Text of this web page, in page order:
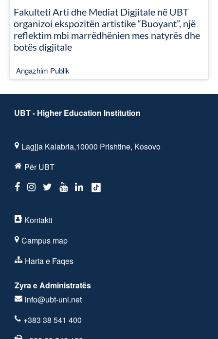
Fakulteti Arti dhe Mediat Digjitale në UBT
organizoi ekspozitën artistike “Buoyant”, një
reflektim mbi marrëdhënien mes natyrës dhe
botës digjitale
Angazhim Publik
UBT - Higher Education Institution
Lagjja Kalabria,10000 Prishtine, Kosovo
Për UBT
Kontakti
Campus map
Harta e Faqes
Zyra e Administratës
info@ubt-uni.net
+383 38 541 400